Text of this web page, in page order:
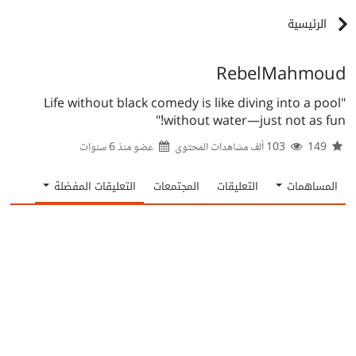
الرئيسية
RebelMahmoud
"Life without black comedy is like diving into a pool
without water—just not as fun!"
عضو منذ6 سنوات
المساهمات التعليقات المجتمعات التعليقات المفضلة